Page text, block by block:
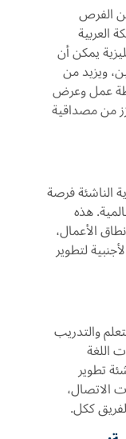
الفرص
يمكن أن
ويزيد من
عمل وعرض
من مصداقية
الناشئة فرصة
هذه
الأعمال،
لتطوير
والتدريب
تطوير
ككل.